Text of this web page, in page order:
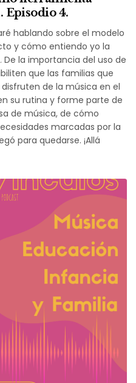
Episodio 4.
hablando sobre el modelo
y cómo entiendo yo la
la importancia del uso de
que las familias que
de la música en el
su rutina y forme parte de
de música, de cómo
marcadas por la
para quedarse. ¡Allá